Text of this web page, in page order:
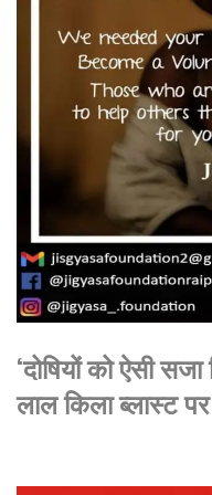
‘दोषियों को ऐसी
लाल किला ब्लास्ट